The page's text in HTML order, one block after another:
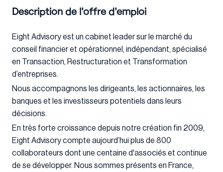
Description de l'offre d'emploi
Eight Advisory est un cabinet leader sur le marché du
conseil financier et opérationnel, indépendant, spécialisé
en Transaction, Restructuration et Transformation
d’entreprises.
Nous accompagnons les dirigeants, les actionnaires, les
banques et les investisseurs potentiels dans leurs
décisions.
En très forte croissance depuis notre création fin 2009,
Eight Advisory compte aujourd’hui plus de 800
collaborateurs dont une centaine d'associés et continue
de se développer. Nous sommes présents en France,